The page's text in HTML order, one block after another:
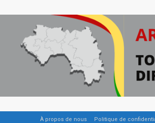
À propos de nous Politique de